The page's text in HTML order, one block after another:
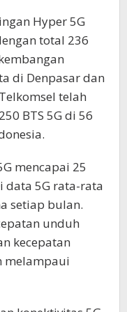
Hyper 5G
total 236
di Denpasar dan
telah
BTS 5G di 56
mencapai 25
data 5G rata-rata
setiap bulan.
unduh
kecepatan
melampaui